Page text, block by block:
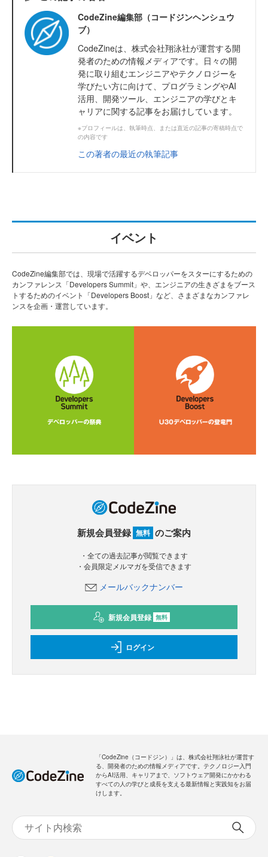
CodeZine編集部（コードジンヘンシュウ
ブ）
CodeZineは、株式会社翔泳社が運営する開
発者のための情報メディアです。日々の開
発に取り組むエンジニアやテクノロジーを
学びたい方に向けて、プログラミングやAI
活用、開発ツール、エンジニアの学びとキ
ャリアに関する記事をお届けしています。
※プロフィールは、執筆時点、または直近の記事の寄稿時点で
の内容です
この著者の最近の執筆記事
イベント
CodeZine編集部では、現場で活躍するデベロッパーをスターにするための
カンファレンス「Developers Summit」や、エンジニアの生きざまをブース
トするためのイベント「Developers Boost」など、さまざまなカンファレ
ンスを企画・運営しています。
新規会員登録 無料 のご案内
・全ての過去記事が閲覧できます
・会員限定メルマガを受信できます
メールバックナンバー
新規会員登録 無料
ログイン
「CodeZine（コードジン）」は、株式会社翔泳社が運営す
る、開発者のための情報メディアです。テクノロジー入門
からAI活用、キャリアまで、ソフトウェア開発にかかわる
すべての人の学びと成長を支える最新情報と実践知をお届
けします。